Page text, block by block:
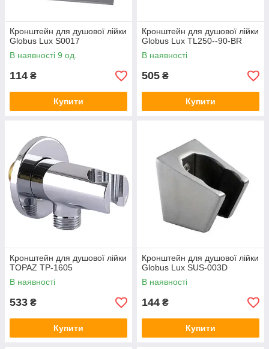
Кронштейн для душової лійки
Globus Lux S0017
В наявності 9 од.
114 ₴
Купити
Кронштейн для душової лійки
Globus Lux TL250--90-BR
В наявності
505 ₴
Купити
Кронштейн для душової лійки
TOPAZ TP-1605
В наявності
533 ₴
Купити
Кронштейн для душової лійки
Globus Lux SUS-003D
В наявності
144 ₴
Купити